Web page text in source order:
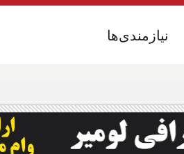
نیازمندی‌ها
نیازمندی‌ها